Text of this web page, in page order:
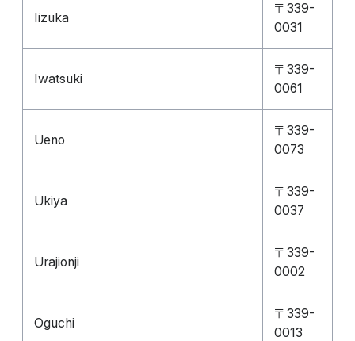
Iizuka
〒339-
0031
Iwatsuki
〒339-
0061
Ueno
〒339-
0073
Ukiya
〒339-
0037
Urajionji
〒339-
0002
Oguchi
〒339-
0013